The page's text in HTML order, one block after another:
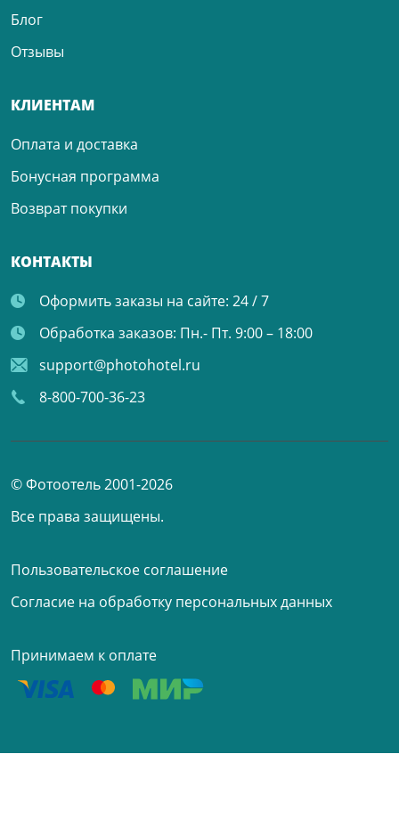
Блог
Отзывы
КЛИЕНТАМ
Оплата и доставка
Бонусная программа
Возврат покупки
КОНТАКТЫ
Оформить заказы на сайте: 24 / 7
Обработка заказов: Пн.- Пт. 9:00 – 18:00
support@photohotel.ru
8-800-700-36-23
© Фотоотель 2001-2026
Все права защищены.
Пользовательское соглашение
Согласие на обработку персональных данных
Принимаем к оплате